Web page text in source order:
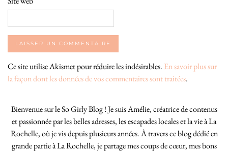
Ce site utilise Akismet pour réduire les indésirables. En savoir plus sur
la façon dont les données de vos commentaires sont traitées.
Bienvenue sur le So Girly Blog ! Je suis Amélie, créatrice de contenus
et passionnée par les belles adresses, les escapades locales et la vie à La
Rochelle, où je vis depuis plusieurs années. À travers ce blog dédié en
grande partie à La Rochelle, je partage mes coups de cœur, mes bons